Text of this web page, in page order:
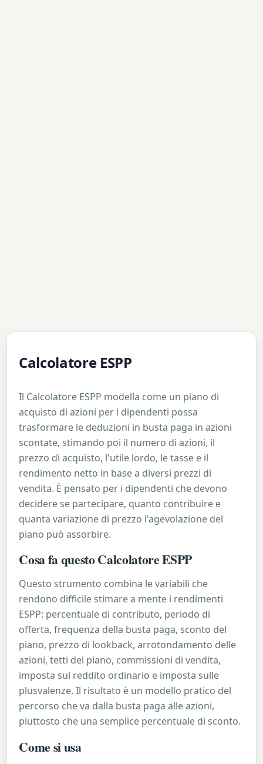
Calcolatore ESPP
Il Calcolatore ESPP modella come un piano di
acquisto di azioni per i dipendenti possa
trasformare le deduzioni in busta paga in azioni
scontate, stimando poi il numero di azioni, il
prezzo di acquisto, l'utile lordo, le tasse e il
rendimento netto in base a diversi prezzi di
vendita. È pensato per i dipendenti che devono
decidere se partecipare, quanto contribuire e
quanta variazione di prezzo l'agevolazione del
piano può assorbire.
Cosa fa questo Calcolatore ESPP
Questo strumento combina le variabili che
rendono difficile stimare a mente i rendimenti
ESPP: percentuale di contributo, periodo di
offerta, frequenza della busta paga, sconto del
piano, prezzo di lookback, arrotondamento delle
azioni, tetti del piano, commissioni di vendita,
imposta sul reddito ordinario e imposta sulle
plusvalenze. Il risultato è un modello pratico del
percorso che va dalla busta paga alle azioni,
piuttosto che una semplice percentuale di sconto.
Come si usa